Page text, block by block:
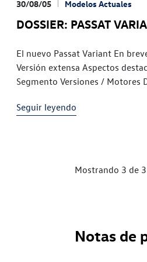
30/08/05 Modelos Actuales
DOSSIER: PASSAT
El nuevo Passat Variant En
Versión extensa Aspectos
Segmento Versiones / Motores
Técnicas Motores / Cambios
Seguir leyendo
Mostrando 3 de
Notas de